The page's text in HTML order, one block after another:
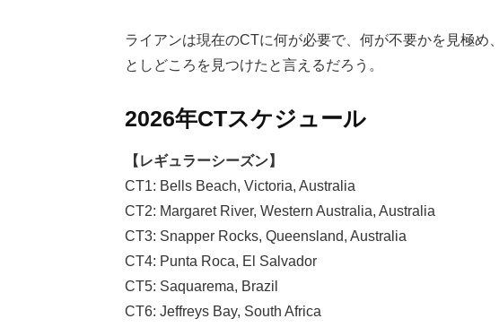
ライアンは現在のCTに何が必要で、何が不要かを見極め
としどころを見つけたと言えるだろう。
2026年CTスケジュール
【レギュラーシーズン】
CT1: Bells Beach, Victoria, Australia
CT2: Margaret River, Western Australia, Australia
CT3: Snapper Rocks, Queensland, Australia
CT4: Punta Roca, El Salvador
CT5: Saquarema, Brazil
CT6: Jeffreys Bay, South Africa